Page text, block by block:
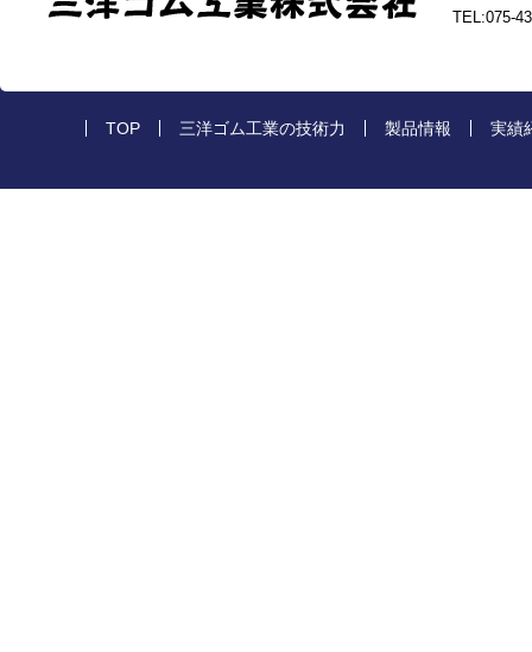
TEL:075-
TOP 三洋ゴム工業の技術力 製品情報 実績